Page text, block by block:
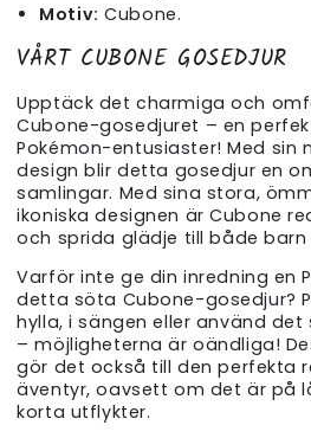
Motiv: Cubone.
VÅRT CUBONE GOSEDJUR
Upptäck det charmiga och
Cubone-gosedjuret – en
Pokémon-entusiaster! Med sin
design blir detta gosedjur en
samlingar. Med sina stora,
ikoniska designen är Cubone
och sprida glädje till både barn
Varför inte ge din inredning en
detta söta Cubone-gosedjur?
hylla, i sängen eller använd
– möjligheterna är oändliga!
gör det också till den perfekta
äventyr, oavsett om det är på
korta utflykter.